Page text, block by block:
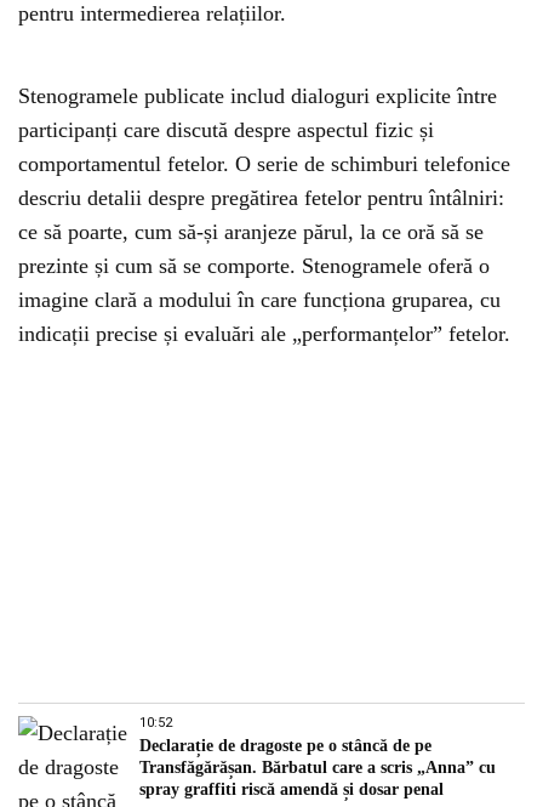
pentru intermedierea relațiilor.
Stenogramele publicate includ dialoguri explicite între
participanți care discută despre aspectul fizic și
comportamentul fetelor. O serie de schimburi telefonice
descriu detalii despre pregătirea fetelor pentru întâlniri:
ce să poarte, cum să-și aranjeze părul, la ce oră să se
prezinte și cum să se comporte. Stenogramele oferă o
imagine clară a modului în care funcționa gruparea, cu
indicații precise și evaluări ale „performanțelor” fetelor.
10:52
Declarație de dragoste pe o stâncă de pe
Transfăgărășan. Bărbatul care a scris „Anna” cu
spray graffiti riscă amendă și dosar penal